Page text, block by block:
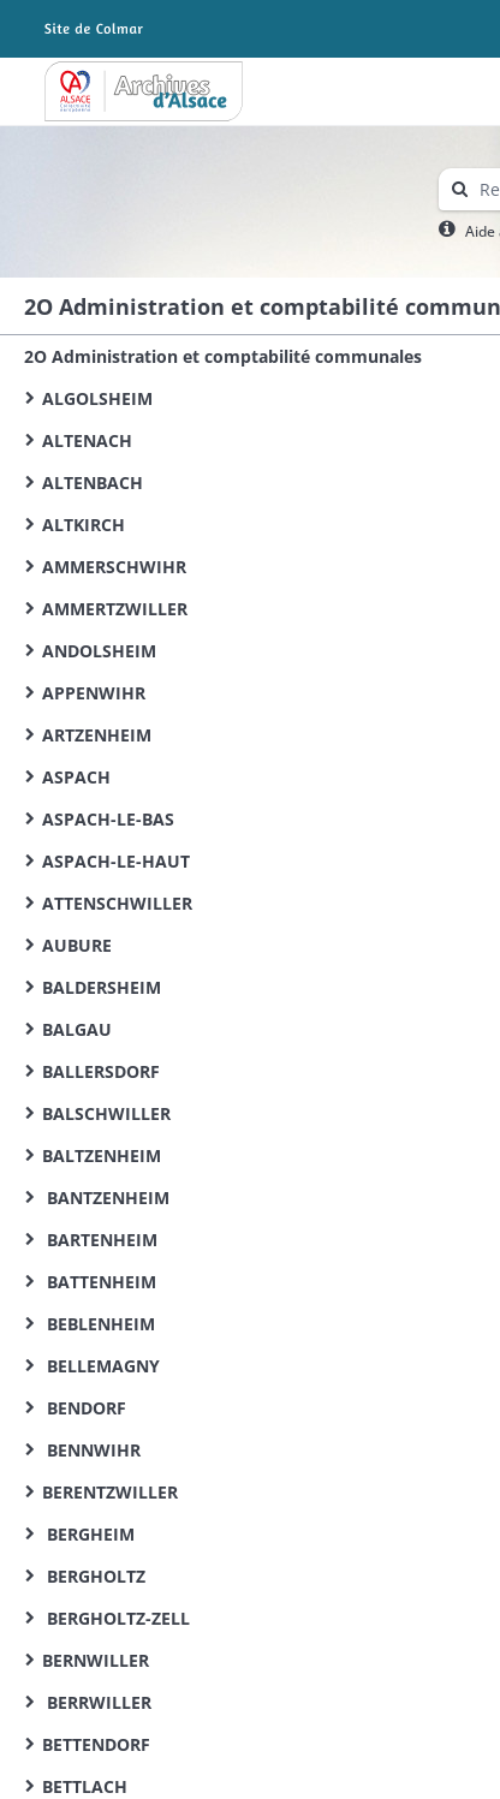
Archives Alsace - Colmar
Aide
2O Administration et comptabilité communales
ALGOLSHEIM
ALTENACH
ALTENBACH
ALTKIRCH
AMMERSCHWIHR
AMMERTZWILLER
ANDOLSHEIM
APPENWIHR
ARTZENHEIM
ASPACH
ASPACH-LE-BAS
ASPACH-LE-HAUT
ATTENSCHWILLER
AUBURE
BALDERSHEIM
BALGAU
BALLERSDORF
BALSCHWILLER
BALTZENHEIM
BANTZENHEIM
BARTENHEIM
BATTENHEIM
BEBLENHEIM
BELLEMAGNY
BENDORF
BENNWIHR
BERENTZWILLER
BERGHEIM
BERGHOLTZ
BERGHOLTZ-ZELL
BERNWILLER
BERRWILLER
BETTENDORF
BETTLACH